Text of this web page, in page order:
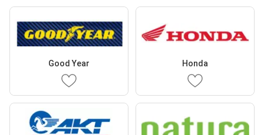
Good Year Honda